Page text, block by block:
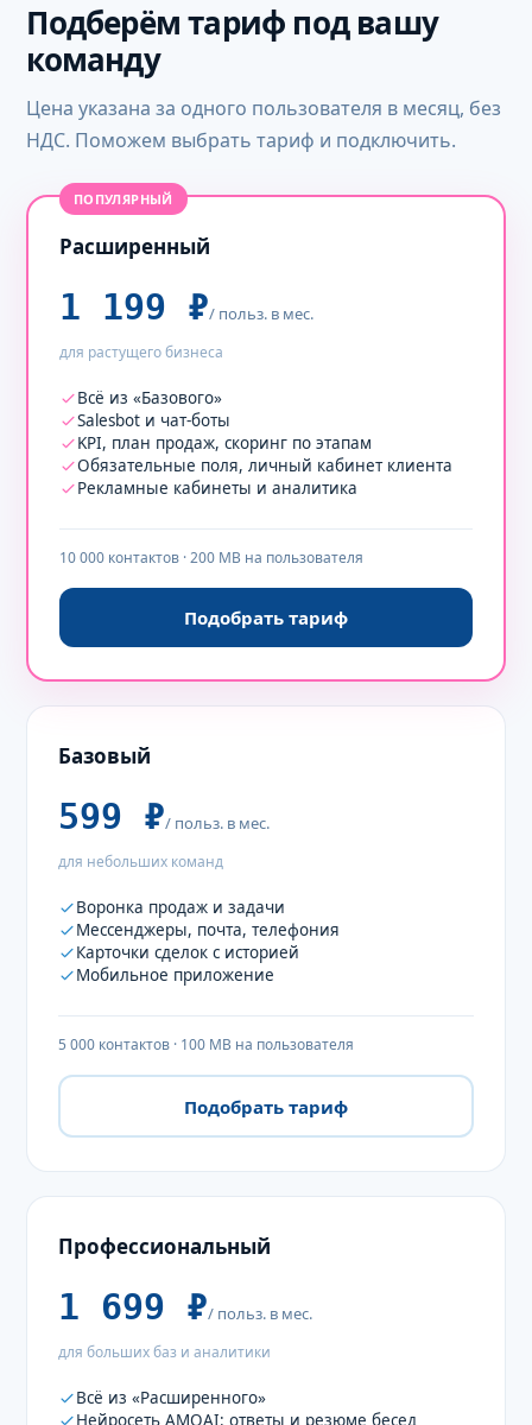
Подберём тариф под вашу
команду
Цена указана за одного пользователя в месяц, без
НДС. Поможем выбрать тариф и подключить.
Базовый
599 ₽/ польз. в мес.
для небольших команд
Воронка продаж и задачи
Мессенджеры, почта, телефония
Карточки сделок с историей
Мобильное приложение
5 000 контактов · 100 MB на пользователя
Подобрать тариф
ПОПУЛЯРНЫЙ
Расширенный
1 199 ₽/ польз. в мес.
для растущего бизнеса
Всё из «Базового»
Salesbot и чат-боты
KPI, план продаж, скоринг по этапам
Обязательные поля, личный кабинет клиента
Рекламные кабинеты и аналитика
10 000 контактов · 200 MB на пользователя
Подобрать тариф
Профессиональный
1 699 ₽/ польз. в мес.
для больших баз и аналитики
Всё из «Расширенного»
Нейросеть AMOAI: ответы и резюме бесед